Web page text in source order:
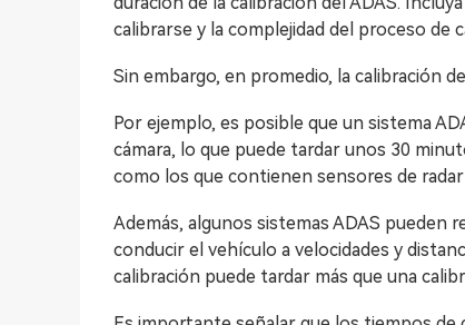
calibrarse y la complejidad del proceso de
Sin embargo, en promedio, la calibración
Por ejemplo, es posible que un sistema
cámara, lo que puede tardar unos 30
como los que contienen sensores de
Además, algunos sistemas ADAS pueden
conducir el vehículo a velocidades y
calibración puede tardar más que una